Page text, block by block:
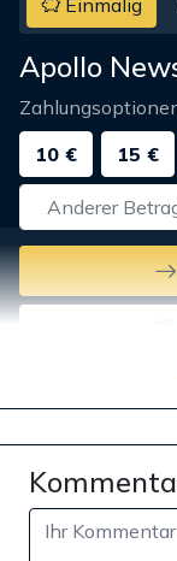
Apollo
10 €
15 €